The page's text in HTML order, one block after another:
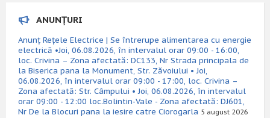
ANUNȚURI
Anunț Rețele Electrice | Se întrerupe alimentarea cu energie
electrică •Joi, 06.08.2026, în intervalul orar 09:00 - 16:00,
loc. Crivina – Zona afectată: DC133, Nr Strada principala de
la Biserica pana la Monument, Str. Zăvoiului • Joi,
06.08.2026, în intervalul orar 09:00 - 17:00, loc. Crivina –
Zona afectată: Str. Câmpului • Joi, 06.08.2026, în intervalul
orar 09:00 - 12:00 loc.Bolintin-Vale - Zona afectată: DJ601,
Nr De la Blocuri pana la iesire catre Ciorogarla 5 august 2026